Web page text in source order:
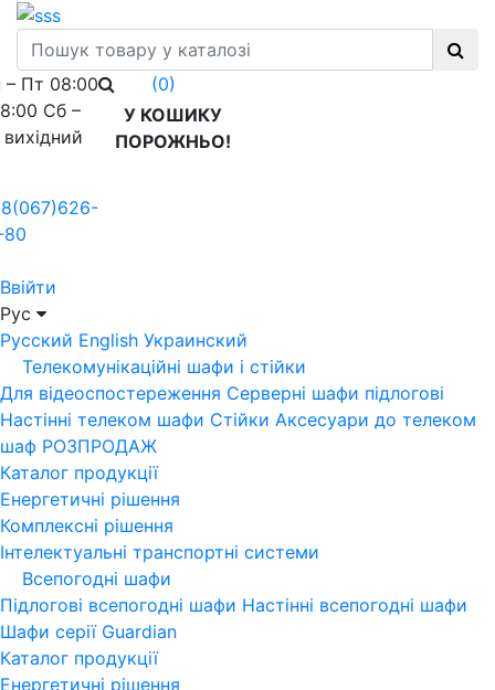
– Пт 08:00
Сб –
80
(0)
У КОШИКУ
ПОРОЖНЬО!
Ввійти
Рус
Русский English Украинский
Телекомунікаційні шафи і стійки
Для відеоспостереження Серверні шафи підлогові
Настінні телеком шафи Стійки Аксесуари до телеком
шаф РОЗПРОДАЖ
Каталог продукції
Енергетичні рішення
Комплексні рішення
Інтелектуальні транспортні системи
Всепогодні шафи
Підлогові всепогодні шафи Настінні всепогодні шафи
Шафи серії Guardian
Каталог продукції
Енергетичні рішення